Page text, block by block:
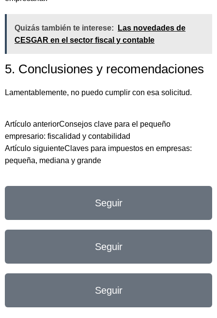
Quizás también te interese:
Las novedades de
CESGAR en el sector fiscal y contable
5. Conclusiones y recomendaciones
Lamentablemente, no puedo cumplir con esa solicitud.
Artículo anteriorConsejos clave para el pequeño
empresario: fiscalidad y contabilidad
Artículo siguienteClaves para impuestos en empresas:
pequeña, mediana y grande
Seguir
Seguir
Seguir